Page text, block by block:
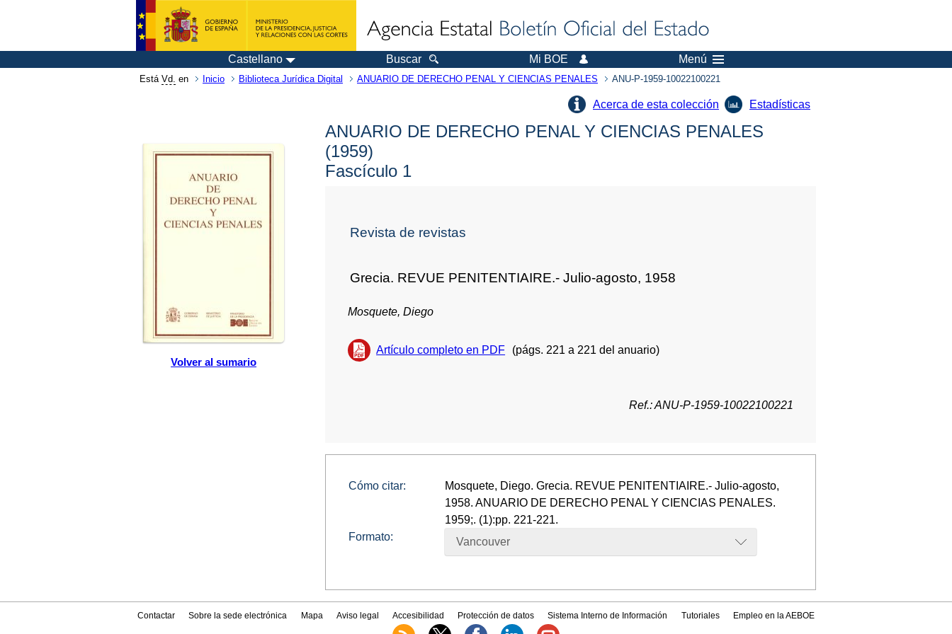
Castellano Buscar Mi BOE Menú
Está Vd. en Inicio Biblioteca Jurídica Digital ANUARIO DE DERECHO PENAL Y CIENCIAS PENALES ANU-P-1959-10022100221
Acerca de esta colección Estadísticas
Volver al sumario
ANUARIO DE DERECHO PENAL Y CIENCIAS PENALES
(1959)
Fascículo 1
Revista de revistas
Grecia. REVUE PENITENTIAIRE.- Julio-agosto, 1958
Mosquete, Diego
Artículo completo en PDF (págs. 221 a 221 del anuario)
Ref.: ANU-P-1959-10022100221
Cómo citar:
Mosquete, Diego. Grecia. REVUE PENITENTIAIRE.- Julio-agosto,
1958. ANUARIO DE DERECHO PENAL Y CIENCIAS PENALES.
1959;. (1):pp. 221-221.
Formato:
Vancouver
Contactar Sobre la sede electrónica Mapa Aviso legal Accesibilidad Protección de datos Sistema Interno de Información Tutoriales Empleo en la AEBOE